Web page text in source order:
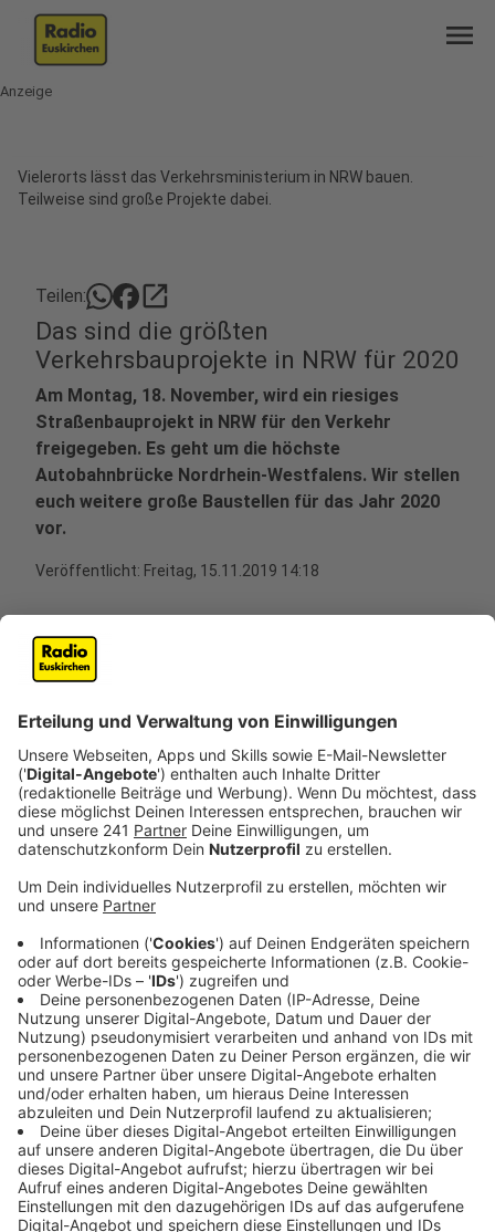
menu
Anzeige
Vielerorts lässt das Verkehrsministerium in NRW bauen.
Teilweise sind große Projekte dabei.
Teilen: open_in_new
Das sind die größten
Verkehrsbauprojekte in NRW für 2020
Am Montag, 18. November, wird ein riesiges
Straßenbauprojekt in NRW für den Verkehr
freigegeben. Es geht um die höchste
Autobahnbrücke Nordrhein-Westfalens. Wir stellen
euch weitere große Baustellen für das Jahr 2020
vor.
Veröffentlicht: Freitag, 15.11.2019 14:18
Die A46 zwischen Bestwig und Olsberg wird am
Montag, 18. November, freigegeben. Das ist deshalb
sehr interessant, weil damit auch die höchste
Autobahnbrücke in Nordrhein-Westfalen offiziell
eingeweiht: die Talbrücke Nuttlar, die nämlich 115
Meter hoch ist. Bei der Eröffnung ist unter anderem
Anzeige
Ein Straßenbauprojekt ist damit abgeschlossen,
weitere große sind in den Startlöchern oder laufen
schon. Wir haben die größten Verkehrsbauprojekte für
2020.
Anzeige
Ruhrgebiet
Anzeige